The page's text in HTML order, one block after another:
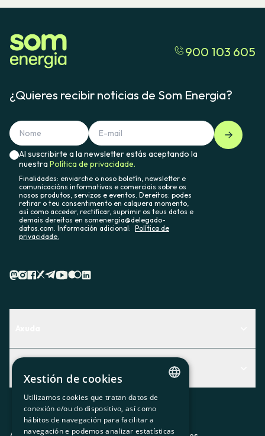
900 103 605
¿Quieres recibir noticias de Som Energia?
Al suscribirte a la newsletter estás aceptando la
nuestraPolítica de privacidade.
Finalidades: enviarche o noso boletín, newsletter e
comunicacións informativas e comerciais sobre os
nosos produtos, servizos e eventos. Dereitos: podes
retirar o teu consentimento en calquera momento,
así como acceder, rectificar, suprimir os teus datos e
demais dereitos en somenergia@delegado-
datos.com. Información adicional: Política de
privacidade.
Descubre qué servicio te encaja mejor
Contacto
Actualidad
O recuncho da socia
CATALAN
SPANISH
Xestión de cookies
Utilizamos cookies que tratan datos de
conexión e/ou do dispositivo, así como
hábitos de navegación para facilitar a
navegación e podemos analizar estatísticas